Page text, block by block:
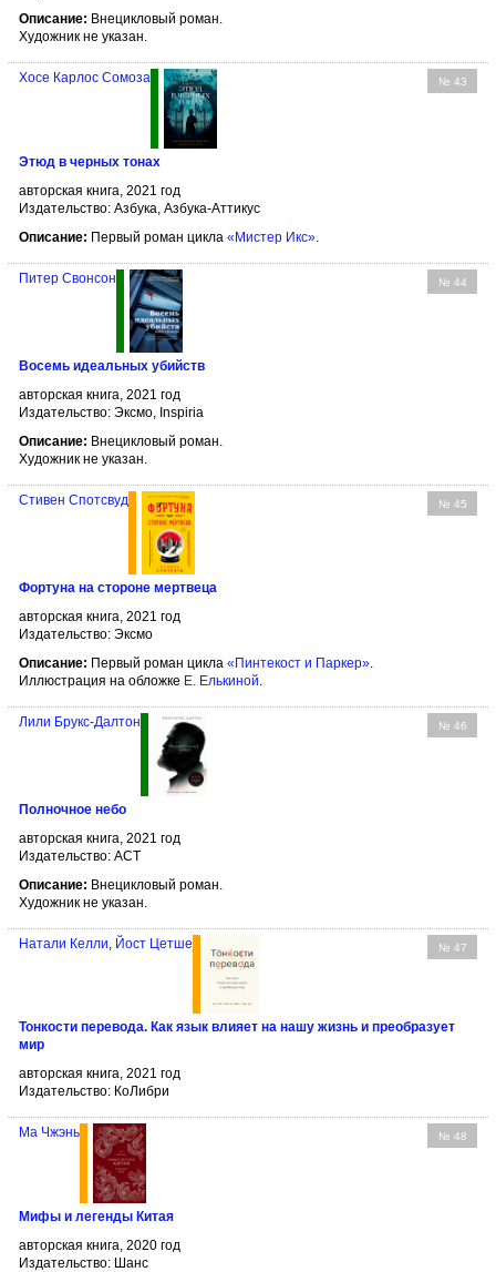
Описание: Внецикловый роман.
Художник не указан.
№ 43
Хосе Карлос Сомоза
Этюд в черных тонах
авторская книга, 2021 год
Издательство: Азбука, Азбука-Аттикус
Описание: Первый роман цикла «Мистер Икс»
№ 44
Питер Свонсон
Восемь идеальных убийств
авторская книга, 2021 год
Издательство: Эксмо, Inspiria
Описание: Внецикловый роман.
Художник не указан.
№ 45
Стивен Спотсвуд
Фортуна на стороне мертвеца
авторская книга, 2021 год
Издательство: Эксмо
Описание: Первый роман цикла «Пинтекост и Паркер».
Иллюстрация на обложке Е. Елькиной.
№ 46
Лили Брукс-Далтон
Полночное небо
авторская книга, 2021 год
Издательство: АСТ
Описание: Внецикловый роман.
Художник не указан.
№ 47
Натали Келли, Йост Цетше
Тонкости перевода. Как язык влияет на нашу жизнь и преобразует
мир
авторская книга, 2021 год
Издательство: КоЛибри
№ 48
Ма Чжэнь
Мифы и легенды Китая
авторская книга, 2020 год
Издательство: Шанс